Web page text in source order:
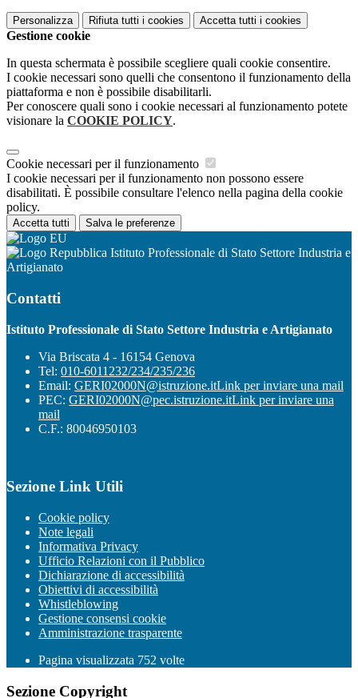
Personalizza Rifiuta tutti i cookies Accetta tutti i cookies
Gestione cookie
In questa schermata è possibile scegliere quali cookie consentire.
I cookie necessari sono quelli che consentono il funzionamento della
piattaforma e non è possibile disabilitarli.
Per conoscere quali sono i cookie necessari al funzionamento potete
visionare la COOKIE POLICY.
Cookie necessari per il funzionamento
I cookie necessari per il funzionamento non possono essere
disabilitati. È possibile consultare l'elenco nella pagina della cookie
policy.
Accetta tutti Salva le preferenze
Istituto Professionale di Stato Settore Industria e
Artigianato
Contatti
Istituto Professionale di Stato Settore Industria e Artigianato
Via Briscata 4 - 16154 Genova
Tel: 010-6011232/234/235/236
Email: GERI02000N@istruzione.itLink per inviare una mail
PEC: GERI02000N@pec.istruzione.itLink per inviare una
mail
C.F.: 80046950103
Sezione Link Utili
Cookie policy
Note legali
Informativa Privacy
Ufficio Relazioni con il Pubblico
Dichiarazione di accessibilità
Obiettivi di accessibilità
Whistleblowing
Gestione consensi cookie
Amministrazione trasparente
Pagina visualizzata 752 volte
Sezione Copyright